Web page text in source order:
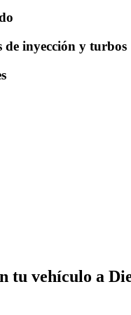
de inyección y turbos
tu vehículo a